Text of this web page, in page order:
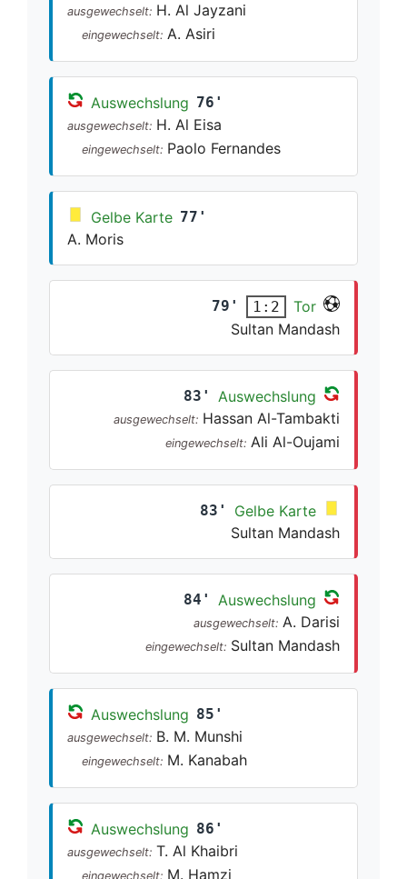
ausgewechselt: H. Al Jayzani
eingewechselt: A. Asiri
Auswechslung 76'
ausgewechselt: H. Al Eisa
eingewechselt: Paolo Fernandes
Gelbe Karte 77'
A. Moris
79' 1:2
Tor
Sultan Mandash
83' Auswechslung
ausgewechselt: Hassan Al-Tambakti
eingewechselt: Ali Al-Oujami
83'
Gelbe Karte
Sultan Mandash
84' Auswechslung
ausgewechselt: A. Darisi
eingewechselt: Sultan Mandash
Auswechslung 85'
ausgewechselt: B. M. Munshi
eingewechselt: M. Kanabah
Auswechslung 86'
ausgewechselt: T. Al Khaibri
eingewechselt: M. Hamzi